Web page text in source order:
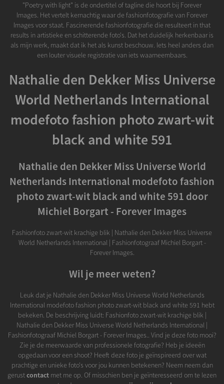
"Poetry with light" is de ondertitel of tagline die hoort bij Forever
Images. Het vertelt kernachtig waar de fashionfotografie van Forever
Images voor staat. Fascinerende fashionfotografie die resulteert in that
results in artistieke en schitterende foto's. Dat het duidelijk herkenbaar is
als mijn werk, maakt dat ik het als kunst beschouw. Iets heel anders dan
een louter visuele registratie van iets waarneembaars.
Nathalie den Dekker Miss Universe
World Netherlands International
modefoto fashion photo zwart-wit
black and white 591
Nathalie den Dekker Miss Universe World
Netherlands International modefoto fashion
photo zwart-wit black and white 591 door
Michiel Borgart - Forever Images
Fashionfoto zwart-wit krachige blik | Nathalie den Dekker Miss Universe
World Netherlands International | Fashionfotograaf Michiel Borgart -
Forever Images.
Wil je meer weten?
Leuk dat je Nathalie den Dekker Miss Universe World Netherlands
International modefoto fashion photo zwart-wit black and white 591 hebt
bekeken. De beschrijving luidt: Fashionfoto zwart-wit krachige blik |
Nathalie den Dekker Miss Universe World Netherlands International |
Fashionfotograaf Michiel Borgart - Forever Images.. Vind je deze foto mooi?
Zie je de meerwaarde van professionele fotografie? Heb je ideeën
opgedaan voor een shoot? Heeft deze foto je geïnspireerd over wat
prachtige en unieke foto's voor jou kunnen betekenen? Neem neem dan
gerustcontact met me op. Of misschien ben je geïnteresseerd om te lezen